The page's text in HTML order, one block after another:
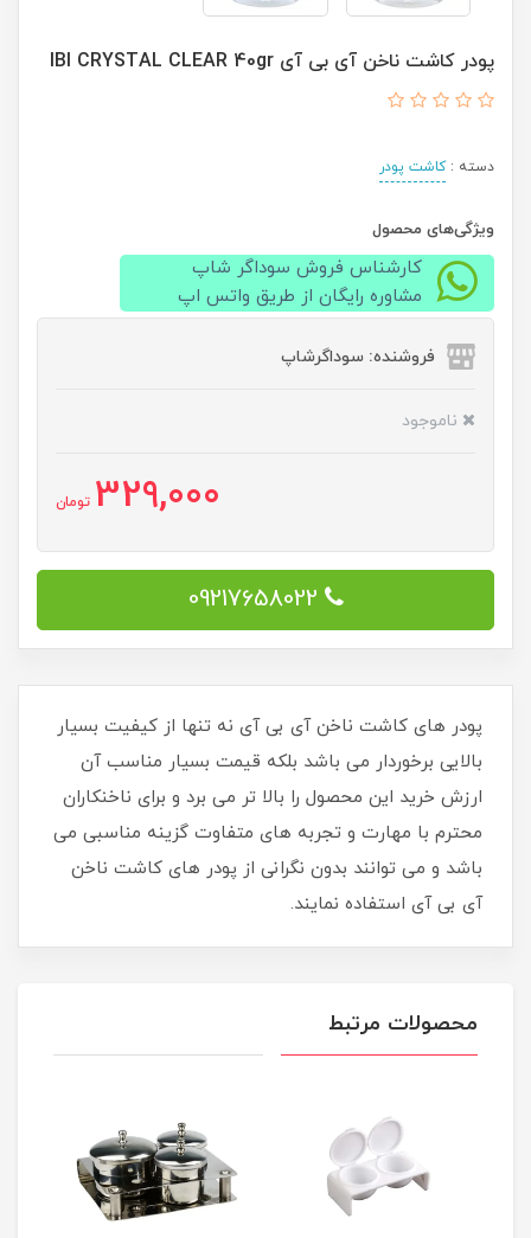
پودر کاشت ناخن آی بی آی IBI CRYSTAL CLEAR 40gr
دسته :کاشت پودر
ویژگی‌های محصول
کارشناس فروش سوداگر شاپ
مشاوره رایگان از طریق واتس اپ
فروشنده: سوداگرشاپ
ناموجود
329,000 تومان
09217658022
پودر های کاشت ناخن آی بی آی نه تنها از کیفیت بسیار
بالایی برخوردار می باشد بلکه قیمت بسیار مناسب آن
ارزش خرید این محصول را بالا تر می برد و برای ناخنکاران
محترم با مهارت و تجربه های متفاوت گزینه مناسبی می
باشد و می توانند بدون نگرانی از پودر های کاشت ناخن
آی بی آی استفاده نمایند.
محصولات مرتبط